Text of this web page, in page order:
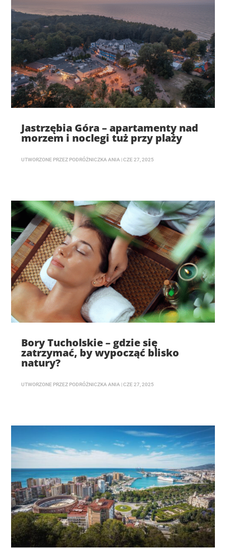
Jastrzębia Góra – apartamenty nad
morzem i noclegi tuż przy plaży
UTWORZONE PRZEZ PODRÓŻNICZKA ANIA |CZE 27, 2025
Bory Tucholskie – gdzie się
zatrzymać, by wypocząć blisko
natury?
UTWORZONE PRZEZ PODRÓŻNICZKA ANIA |CZE 27, 2025